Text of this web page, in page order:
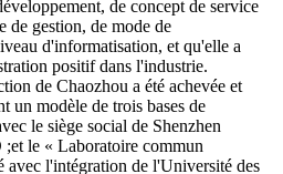
de concept de service
de gestion, de mode de
d'informatisation, et qu'elle a
positif dans l'industrie.
de Chaozhou a été achevée et
un modèle de trois bases de
le siège social de Shenzhen
le « Laboratoire commun
avec l'intégration de l'Université des